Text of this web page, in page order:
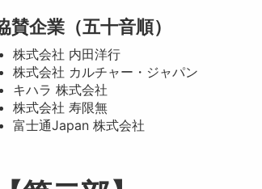
賛企業（五十音順）
株式会社 内田洋行
株式会社 カルチャー・ジャパン
キハラ 株式会社
株式会社 寿限無
富士通Japan 株式会社